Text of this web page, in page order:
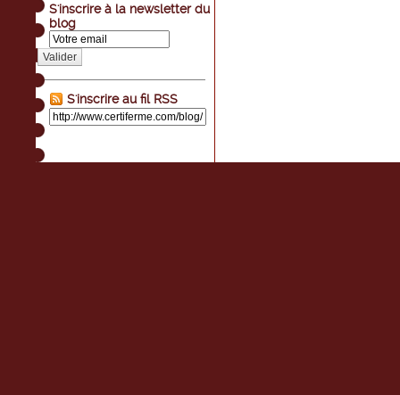
S'inscrire à la newsletter du
blog
Valider
S'inscrire au fil RSS